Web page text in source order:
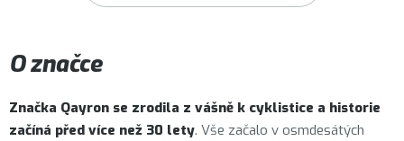
O značce
Značka Qayron se zrodila z vášně k cyklistice a historie
začíná před více než 30 lety. Vše začalo v osmdesátých